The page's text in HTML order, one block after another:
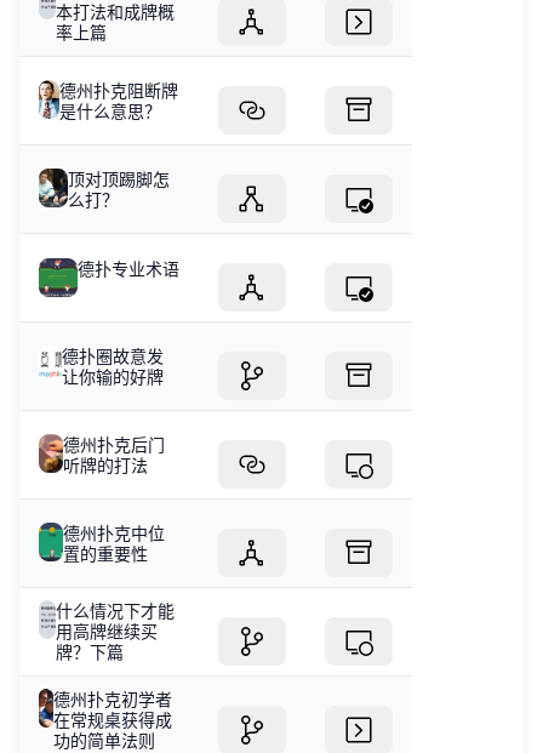
本打法和成牌概
率上篇
德州扑克阻断牌
是什么意思？
顶对顶踢脚怎
么打？
德扑专业术语
德扑圈故意发
让你输的好牌
德州扑克后门
听牌的打法
德州扑克中位
置的重要性
什么情况下才能
用高牌继续买
牌？下篇
德州扑克初学者
在常规桌获得成
功的简单法则